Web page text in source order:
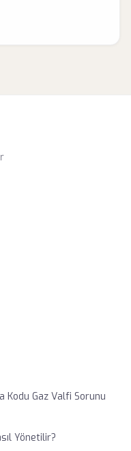
Kodu Gaz Valfi Sorunu
Yönetilir?